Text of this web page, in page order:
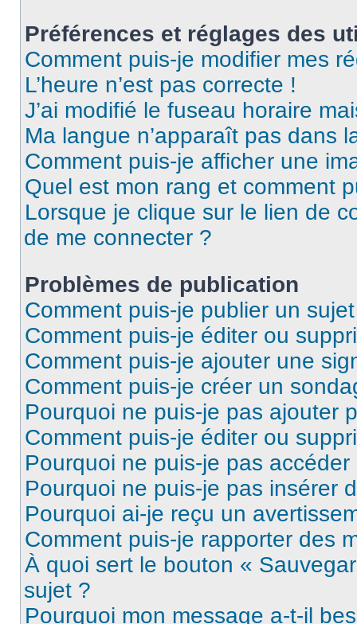
Préférences et réglages des
Comment puis-je modifier mes
L’heure n’est pas correcte !
J’ai modifié le fuseau horaire
Ma langue n’apparaît pas dans
Comment puis-je afficher une
Quel est mon rang et comment
Lorsque je clique sur le lien de
de me connecter ?
Problèmes de publication
Comment puis-je publier un
Comment puis-je éditer ou
Comment puis-je ajouter une
Comment puis-je créer un
Pourquoi ne puis-je pas ajouter
Comment puis-je éditer ou
Pourquoi ne puis-je pas
Pourquoi ne puis-je pas insérer
Pourquoi ai-je reçu un
Comment puis-je rapporter des
À quoi sert le bouton «
sujet ?
Pourquoi mon message a-t-il